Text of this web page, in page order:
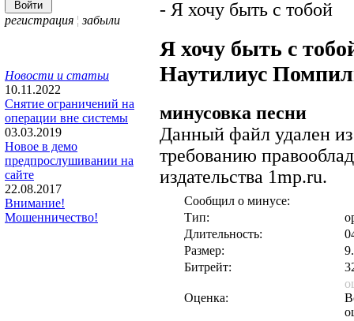
регистрация ¦ забыли
Новости и статьи
10.11.2022
Снятие ограничений на
операции вне системы
03.03.2019
Новое в демо
предпрослушивании на
сайте
22.08.2017
Внимание!
Мошенничество!
Я хочу быть с
Наутилиус
минусовка песни
Данный файл удален
требованию
издательства 1mp.ru.
Сообщил о минусе:
Тип:
Длительность:
Размер:
Битрейт:
Оценка: